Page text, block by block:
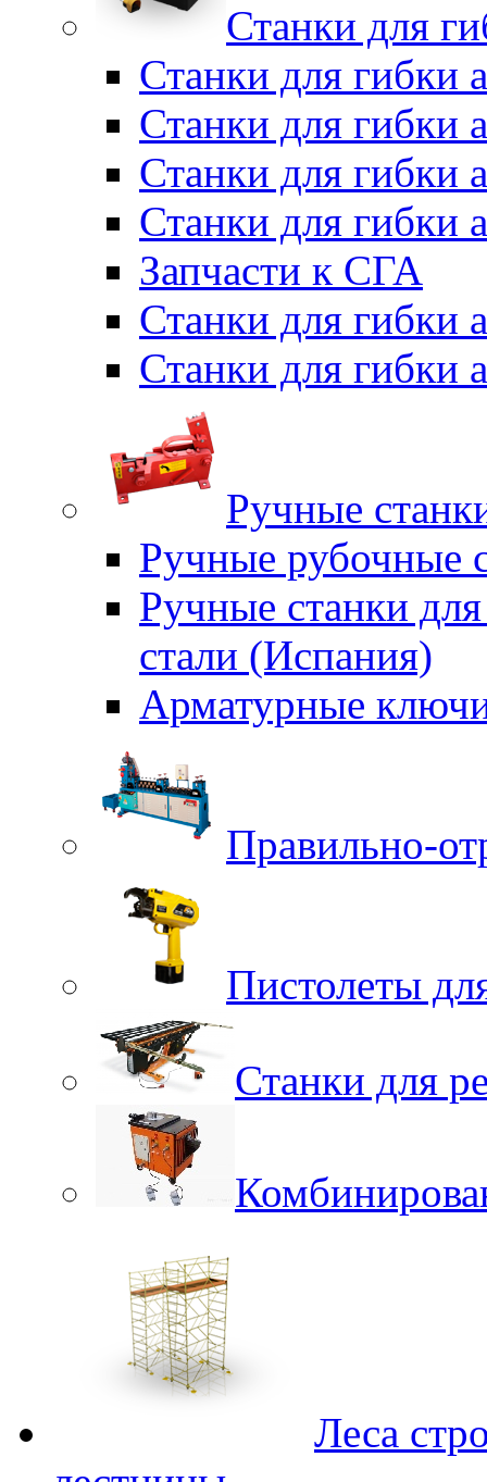
Станки для
Станки для гибки
Станки для гибки
Станки для гибки
Станки для гибки
Запчасти к СГА
Станки для гибки
Станки для гибки
Ручные
Ручные рубочные
Ручные станки
стали (Испания)
Арматурные
Правильно-
Пистолеты
Станки для
Леса